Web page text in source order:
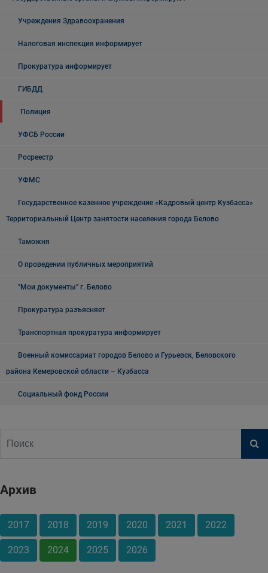
Учреждения Здравоохранения
Налоговая инспекция информирует
Прокуратура информирует
ГИБДД
Полиция
УФСБ России
Росреестр
УФМС
Государственное казенное учреждение «Кадровый центр Кузбасса»
Территориальный Центр занятости населения города Белово
Таможня
О проведении публичных мероприятий
"Мои документы" г. Белово
Прокуратура разъясняет
Транспортная прокуратура информирует
Военный комиссариат городов Белово и Гурьевск, Беловского
района Кемеровской области – Кузбасса
Социальный фонд России
Архив
2017 2018 2019 2020 2021 2022
2023 2024 2025 2026